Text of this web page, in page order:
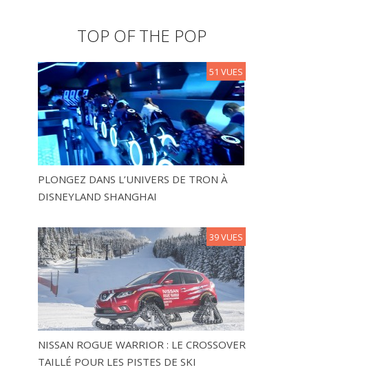
TOP OF THE POP
PLONGEZ DANS L’UNIVERS DE TRON À
DISNEYLAND SHANGHAI
51 VUES
NISSAN ROGUE WARRIOR : LE CROSSOVER
TAILLÉ POUR LES PISTES DE SKI
39 VUES